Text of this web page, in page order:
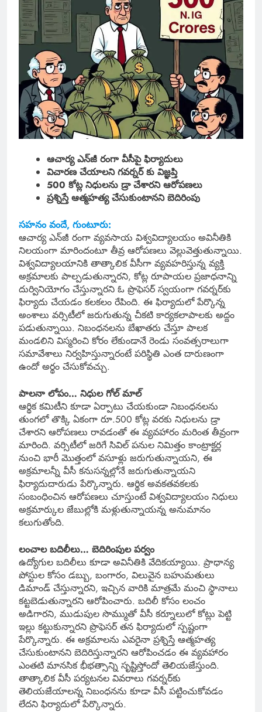
ఆచార్య ఎన్‌జీ రంగా వీసీపై ఫిర్యాదులు
విచారణ చేయాలని గవర్నర్ కు విజ్ఞప్తి
500 కోట్ల నిధులను డ్రా చేశారని ఆరోపణలు
ప్రశ్నిస్తే ఆత్మహత్య చేసుకుంటానని బెదిరింపు
సహనం వందే, గుంటూరు:
ఆచార్య ఎన్‌జీ రంగా వ్యవసాయ విశ్వవిద్యాలయం అవినీతికి
నిలయంగా మారిందంటూ తీవ్ర ఆరోపణలు వెల్లువెత్తుతున్నాయి.
విశ్వవిద్యాలయానికి తాత్కాలిక వీసీగా వ్యవహరిస్తున్న వ్యక్తి
అక్రమాలకు పాల్పడుతున్నారని, కోట్ల రూపాయల ప్రజాధనాన్ని
దుర్వినియోగం చేస్తున్నారని ఓ ప్రొఫెసర్‌ స్వయంగా గవర్నర్‌కు
ఫిర్యాదు చేయడం కలకలం రేపింది. ఈ ఫిర్యాదులో పేర్కొన్న
అంశాలు వర్సిటీలో జరుగుతున్న చీకటి కార్యకలాపాలకు అద్దం
పడుతున్నాయి. నిబంధనలను బేఖాతరు చేస్తూ పాలక
మండలిని విస్మరించి కోరం లేకుండానే రెండు సంవత్సరాలుగా
సమావేశాలు నిర్వహిస్తున్నారంటే పరిస్థితి ఎంత దారుణంగా
ఉందో అర్థం చేసుకోవచ్చు.
పాలనా లోపం… నిధుల గోల్ మాల్
ఆర్థిక కమిటీని కూడా ఏర్పాటు చేయకుండా నిబంధనలను
తుంగలో తొక్కి ఏకంగా రూ.500 కోట్ల వరకు నిధులను డ్రా
చేశారని ఆరోపణలు రావడంతో ఈ వ్యవహారం మరింత తీవ్రంగా
మారింది. వర్సిటీలో జరిగే సివిల్‌ పనుల నిమిత్తం కాంట్రాక్టర్ల
నుంచి భారీ మొత్తంలో వసూళ్లు జరుగుతున్నాయని, ఈ
అక్రమాలన్నీ వీసీ కనుసన్నల్లోనే జరుగుతున్నాయని
ఫిర్యాదుదారుడు పేర్కొన్నారు. ఆర్థిక అవకతవకలకు
సంబంధించిన ఆరోపణలు చూస్తుంటే విశ్వవిద్యాలయం నిధులు
అక్రమార్కుల జేబుల్లోకి మళ్లుతున్నాయన్న అనుమానం
కలుగుతోంది.
లంచాల బదిలీలు… బెదిరింపుల పర్వం
ఉద్యోగుల బదిలీలు కూడా అవినీతికి వేదికయ్యాయి. ప్రాధాన్య
పోస్టుల కోసం డబ్బు, బంగారం, విలువైన బహుమతులు
డిమాండ్ చేస్తున్నారని, ఇచ్చిన వారికి మాత్రమే మంచి స్థానాలు
కట్టబెడుతున్నారని ఆరోపించారు. బదిలీ కోసం లంచం
అడిగారని, ముడుపుల సొమ్ముతో వీసీ కర్నూలులో కోట్లు పెట్టి
ఇల్లు కట్టుకున్నారని ప్రొఫెసర్‌ తన ఫిర్యాదులో స్పష్టంగా
పేర్కొన్నారు. ఈ అక్రమాలను ఎవరైనా ప్రశ్నిస్తే ఆత్మహత్య
చేసుకుంటానని బెదిరిస్తున్నారని ఆరోపించడం ఈ వ్యవహారం
ఎంతటి మానసిక భీభత్సాన్ని సృష్టిస్తోందో తెలియజేస్తుంది.
తాత్కాలిక వీసీ పర్యటనల వివరాలు గవర్నర్‌కు
తెలియజేయాలన్న నిబంధనను కూడా వీసీ పట్టించుకోవడం
లేదని ఫిర్యాదులో పేర్కొన్నారు.